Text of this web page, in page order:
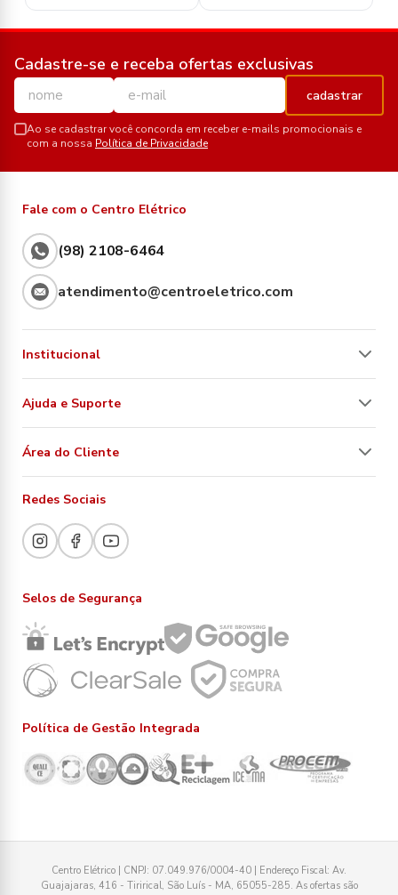
Cadastre-se e receba ofertas exclusivas
cadastrar
Ao se cadastrar você concorda em receber e-mails promocionais e
com a nossa Política de Privacidade
Fale com o Centro Elétrico
(98) 2108-6464
atendimento@centroeletrico.com
Institucional
Ajuda e Suporte
Área do Cliente
Redes Sociais
Selos de Segurança
Política de Gestão Integrada
Centro Elétrico | CNPJ: 07.049.976/0004-40 | Endereço Fiscal: Av.
Guajajaras, 416 - Tirirical, São Luís - MA, 65055-285. As ofertas são